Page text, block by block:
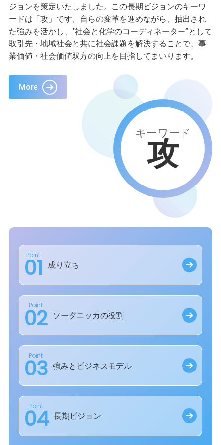
キーワード
攻
ジョンを策定いたしました。この長期ビジョンのキーワ
ードは「攻」です。自らの変革を進めながら、抽出され
た強みを活かし、“社会と化学のコーディネーター”として
取引先・地域社会と共に社会課題を解決することで、事
業価値・社会価値双方の向上を目指してまいります。
More
Point
01 成り立ち
Point
02 ソーダニッカの役割
Point
03 強みとビジネスモデル
Point
04 長期ビジョン